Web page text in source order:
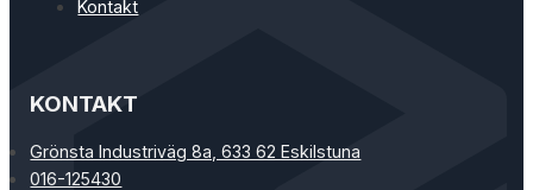
Kontakt
KONTAKT
Grönsta Industriväg 8a, 633 62 Eskilstuna
016-125430